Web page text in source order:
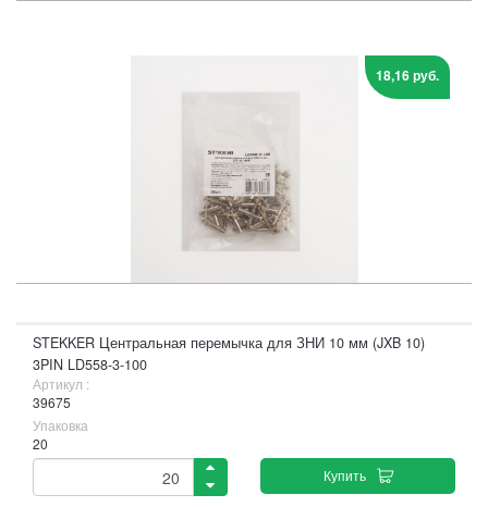
18,16 руб.
STEKKER Центральная перемычка для ЗНИ 10 мм (JXB 10)
3PIN LD558-3-100
Артикул :
39675
Упаковка
20
Купить